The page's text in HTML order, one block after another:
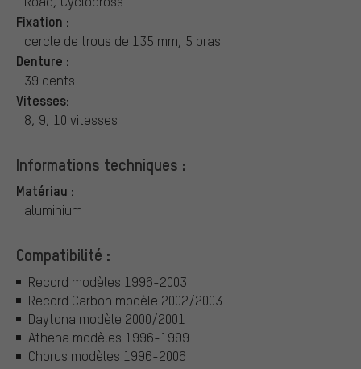
Fixation :
cercle de trous de 135 mm, 5 bras
Denture :
39 dents
Vitesses:
8, 9, 10 vitesses
Informations techniques :
Matériau :
aluminium
Compatibilité :
Record modèles 1996-2003
Record Carbon modèle 2002/2003
Daytona modèle 2000/2001
Athena modèles 1996-1999
Chorus modèles 1996-2006